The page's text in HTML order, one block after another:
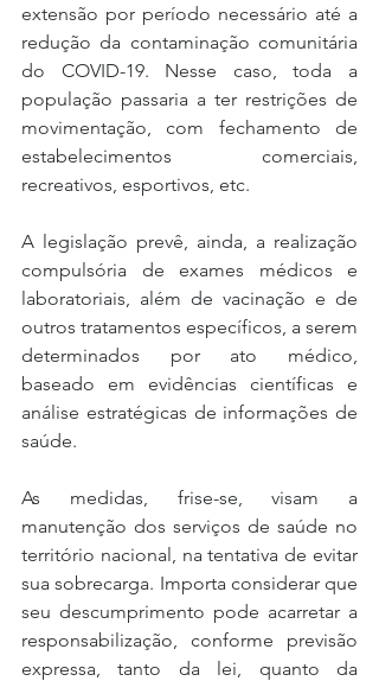
extensão por período necessário até a
redução da contaminação comunitária
do COVID-19. Nesse caso, toda a
população passaria a ter restrições de
movimentação, com fechamento de
estabelecimentos comerciais,
recreativos, esportivos, etc.
A legislação prevê, ainda, a realização
compulsória de exames médicos e
laboratoriais, além de vacinação e de
outros tratamentos específicos, a serem
determinados por ato médico,
baseado em evidências científicas e
análise estratégicas de informações de
saúde.
As medidas, frise-se, visam a
manutenção dos serviços de saúde no
território nacional, na tentativa de evitar
sua sobrecarga. Importa considerar que
seu descumprimento pode acarretar a
responsabilização, conforme previsão
expressa, tanto da lei, quanto da